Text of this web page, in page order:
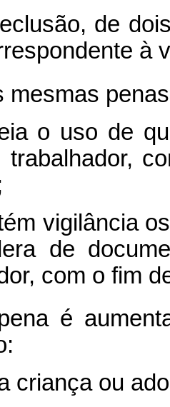
de
à
mesmas
o uso de
trabalhador,
vigilância
de
com o fim
é
criança ou